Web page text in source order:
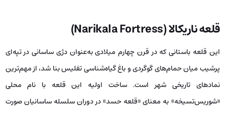
قلعه ناریکالا (Narikala Fortress)
این قلعه باستانی که در قرن چهارم میلادی به‌عنوان دژی ساسانی در تپه‌ای
پرشیب میان حمام‌های گوگردی و باغ گیاه‌شناسی تفلیس بنا شد، از مهم‌ترین
نمادهای تاریخی شهر است. ساخت اولیه این قلعه با نام محلی
«شوریس‌تسیخه» به معنای «قلعه حسد» در دوران سلسله ساسانیان صورت